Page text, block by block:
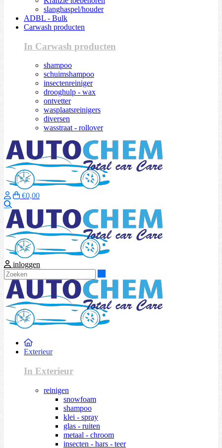
slanghaspel/houder
ADBL - Bulk
Carwash producten
In Carwash producten
shampoo
schuimshampoo
insectenreiniger
drooghulp - wax
ontvetter
wasplaatsreinigers
diversen
wasstraat - rollover
€0,00
inloggen
Exterieur
In Exterieur
reinigen
snowfoam
shampoo
klei - spray
glas - ruiten
metaal - chroom
insecten - hars - teer